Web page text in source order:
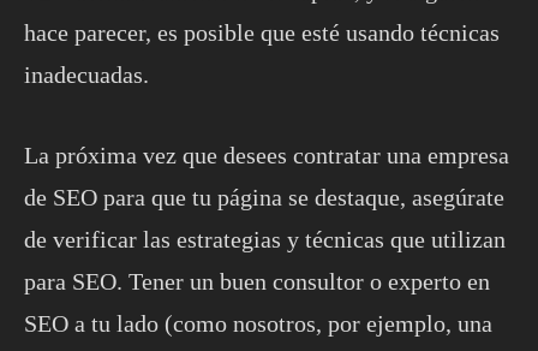
hace parecer, es posible que esté usando técnicas
inadecuadas.
La próxima vez que desees contratar una empresa
de SEO para que tu página se destaque, asegúrate
de verificar las estrategias y técnicas que utilizan
para SEO. Tener un buen consultor o experto en
SEO a tu lado (como nosotros, por ejemplo, una